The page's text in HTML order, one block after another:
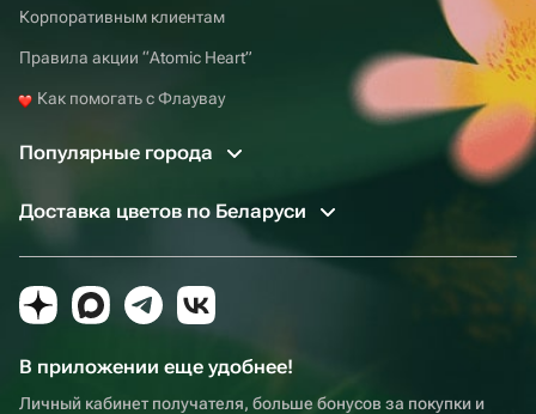
Корпоративным клиентам
Правила акции “Atomic Heart”
Как помогать с Флаувау
Популярные города
Доставка цветов по Беларуси
В приложении еще удобнее!
Личный кабинет получателя, больше бонусов за покупки и